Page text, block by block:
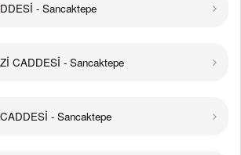
- Sancaktepe
CADDESİ - Sancaktepe
- Sancaktepe